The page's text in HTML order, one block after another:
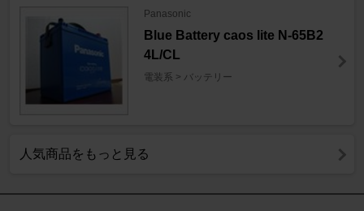
Panasonic
Blue Battery caos lite N-65B2
4L/CL
電装系 > バッテリー
人気商品をもっと見る